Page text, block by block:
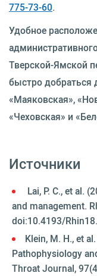
775-73-60.
Удобное
Тверской-Ямской
быстро добраться
«Маяковская»,
«Чеховская» и
Источники
Lai, P. C., et al.
and management.
doi:10.4193/
Klein, M. H., et
Pathophysiology
Throat Journal,